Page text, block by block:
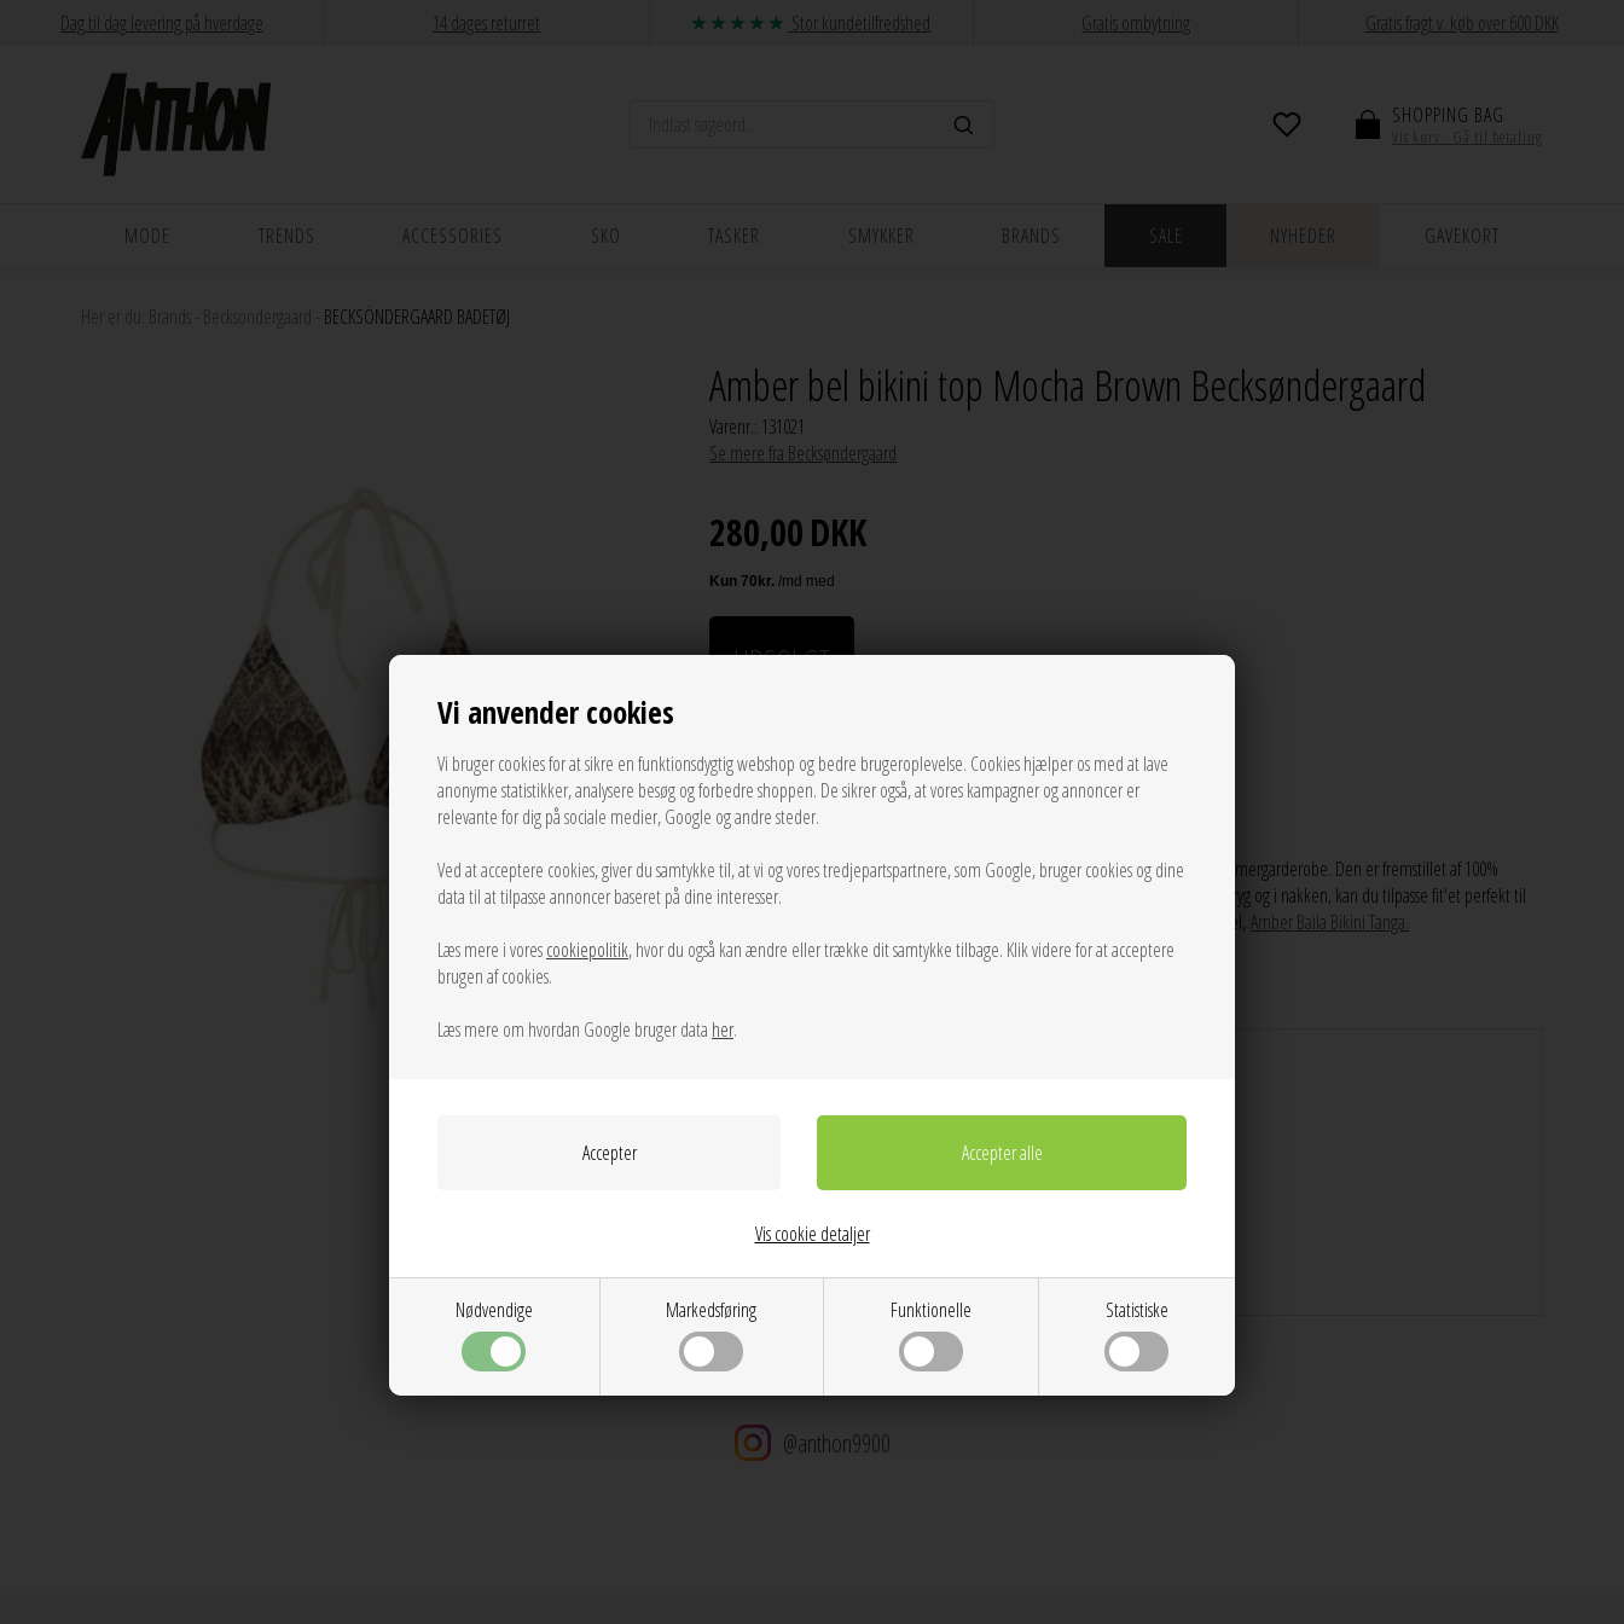
Vi anvender cookies
Vi bruger cookies for at sikre en funktionsdygtig webshop og bedre brugeroplevelse. Cookies hjælper os med at lave
anonyme statistikker, analysere besøg og forbedre shoppen. De sikrer også, at vores kampagner og annoncer er
relevante for dig på sociale medier, Google og andre steder.
Ved at acceptere cookies, giver du samtykke til, at vi og vores tredjepartspartnere, som Google, bruger cookies og dine
data til at tilpasse annoncer baseret på dine interesser.
Læs mere i vorescookiepolitik, hvor du også kan ændre eller trække dit samtykke tilbage. Klik videre for at acceptere
brugen af cookies.
Læs mere om hvordan Google bruger data her.
Nødvendige Markedsføring Funktionelle Statistiske
Vis cookie detaljer
Dag til dag levering på hverdage 14 dages returret Stor kundetilfredshed Gratis ombytning Gratis fragt v. køb over 600 DKK
SHOPPING BAG
MODE TRENDS ACCESSORIES SKO TASKER SMYKKER BRANDS SALE NYHEDER GAVEKORT
Her er du: Brands Becksöndergaard BECKSÖNDERGAARD BADETØJ
Amber bel bikini top Mocha Brown Becksøndergaard
Varenr.: 131021
Se mere fra Becksøndergaard
280,00DKK
UDSOLGT
Tilføj til Ønskeskyen
Amber Bel Bikini Top designet af Becksöndergaard er en stilfuld tilføjelse til din sommergarderobe. Den er fremstillet af 100%
polyester og er både komfortabel og holdbar. Med justerbare bindebånd på både ryg og i nakken, kan du tilpasse fit'et perfekt til
din kropsform. For at fuldende looket, kan du købe den matchende bikini underdel,Amber Baila Bikini Tanga.
Maskinvask 30 grader
14 dages returret
Stor kundetilfredshed
Gratis ombytning
Gratis fragt v. køb over 600 DKK
@anthon9900